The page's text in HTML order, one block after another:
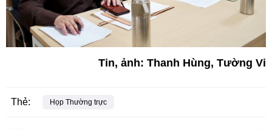
Tin, ảnh: Thanh Hùng, Tường Vi
Thẻ: Họp Thường trực